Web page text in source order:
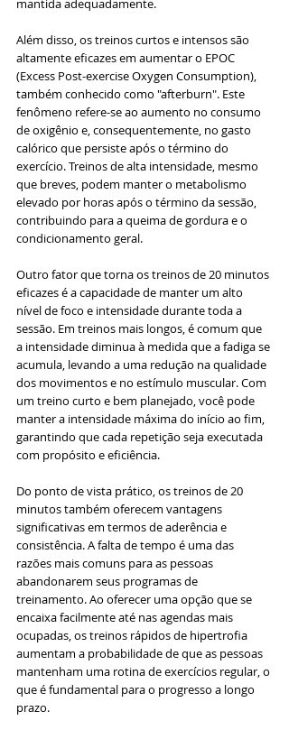
mantida adequadamente.
Além disso, os treinos curtos e intensos são
altamente eficazes em aumentar o EPOC
(Excess Post-exercise Oxygen Consumption),
também conhecido como "afterburn". Este
fenômeno refere-se ao aumento no consumo
de oxigênio e, consequentemente, no gasto
calórico que persiste após o término do
exercício. Treinos de alta intensidade, mesmo
que breves, podem manter o metabolismo
elevado por horas após o término da sessão,
contribuindo para a queima de gordura e o
condicionamento geral.
Outro fator que torna os treinos de 20 minutos
eficazes é a capacidade de manter um alto
nível de foco e intensidade durante toda a
sessão. Em treinos mais longos, é comum que
a intensidade diminua à medida que a fadiga se
acumula, levando a uma redução na qualidade
dos movimentos e no estímulo muscular. Com
um treino curto e bem planejado, você pode
manter a intensidade máxima do início ao fim,
garantindo que cada repetição seja executada
com propósito e eficiência.
Do ponto de vista prático, os treinos de 20
minutos também oferecem vantagens
significativas em termos de aderência e
consistência. A falta de tempo é uma das
razões mais comuns para as pessoas
abandonarem seus programas de
treinamento. Ao oferecer uma opção que se
encaixa facilmente até nas agendas mais
ocupadas, os treinos rápidos de hipertrofia
aumentam a probabilidade de que as pessoas
mantenham uma rotina de exercícios regular, o
que é fundamental para o progresso a longo
prazo.